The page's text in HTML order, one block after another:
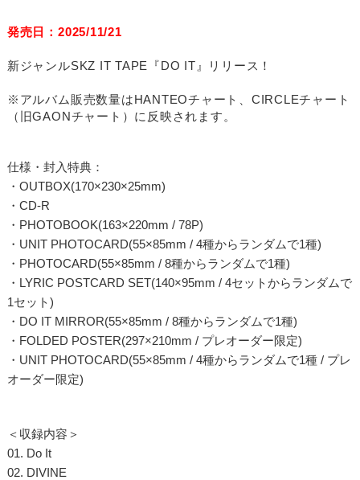
発売日：2025/11/21
新ジャンルSKZ IT TAPE『DO IT』リリース！
※アルバム販売数量はHANTEOチャート、CIRCLEチャート
（旧GAONチャート）に反映されます。
仕様・封入特典：
・OUTBOX(170×230×25mm)
・CD-R
・PHOTOBOOK(163×220mm / 78P)
・UNIT PHOTOCARD(55×85mm / 4種からランダムで1種)
・PHOTOCARD(55×85mm / 8種からランダムで1種)
・LYRIC POSTCARD SET(140×95mm / 4セットからランダムで
1セット)
・DO IT MIRROR(55×85mm / 8種からランダムで1種)
・FOLDED POSTER(297×210mm / プレオーダー限定)
・UNIT PHOTOCARD(55×85mm / 4種からランダムで1種 / プレ
オーダー限定)
＜収録内容＞
01. Do It
02. DIVINE